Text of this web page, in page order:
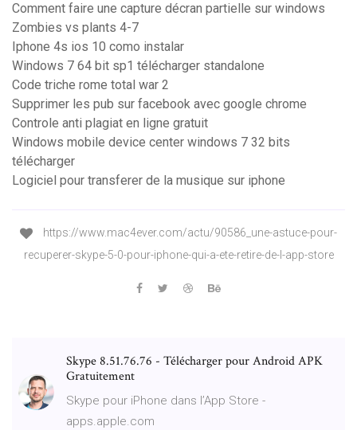
Comment faire une capture décran partielle sur windows
Zombies vs plants 4-7
Iphone 4s ios 10 como instalar
Windows 7 64 bit sp1 télécharger standalone
Code triche rome total war 2
Supprimer les pub sur facebook avec google chrome
Controle anti plagiat en ligne gratuit
Windows mobile device center windows 7 32 bits
télécharger
Logiciel pour transferer de la musique sur iphone
https://www.mac4ever.com/actu/90586_une-astuce-pour-
recuperer-skype-5-0-pour-iphone-qui-a-ete-retire-de-l-app-store
Skype 8.51.76.76 - Télécharger pour Android APK
Gratuitement
‎Skype pour iPhone dans l’App Store -
apps.apple.com